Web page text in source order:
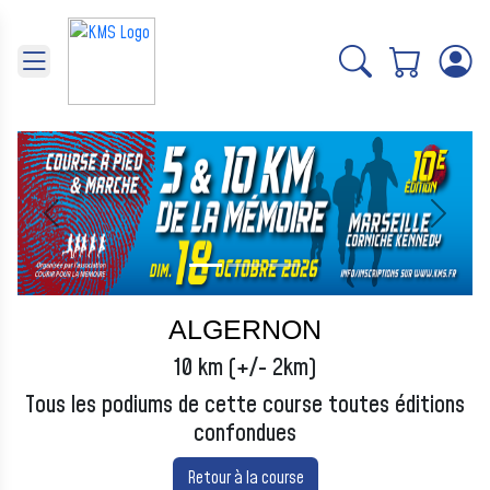
Précédent Suivant
ALGERNON
10 km (+/- 2km)
Tous les podiums de cette course toutes éditions
confondues
Retour à la course
Panneau de gestion des cookies